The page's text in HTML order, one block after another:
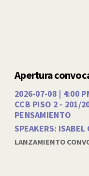
Apertura
2026-07-08 | 4:00
CCB PISO 2 - 201/
PENSAMIENTO
SPEAKERS: ISABEL
LANZAMIENTO